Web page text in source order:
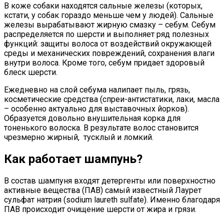
В коже собаки находятся сальные железы (которых,
кстати, у собак гораздо меньше чем у людей). Сальные
железы вырабатывают жирную смазку – себум. Себум
распределяется по шерсти и выполняет ряд полезных
функций: защиты волоса от воздействий окружающей
среды и механических повреждений, сохранения влаги
внутри волоса. Кроме того, себум придает здоровый
блеск шерсти.
Ежедневно на слой себума налипает пыль, грязь,
косметические средства (спреи-антистатики, лаки, масла
– особенно актуально для выставочных йорков).
Образуется довольно внушительная корка для
тоненького волоска. В результате волос становится
чрезмерно жирный, тусклый и ломкий.
Как работает шампунь?
В состав шампуня входят детергенты или поверхностно
активные вещества (ПАВ) самый известный Лаурет
сульфат натрия (sodium laureth sulfate). Именно благодаря
ПАВ происходит очищение шерсти от жира и грязи.